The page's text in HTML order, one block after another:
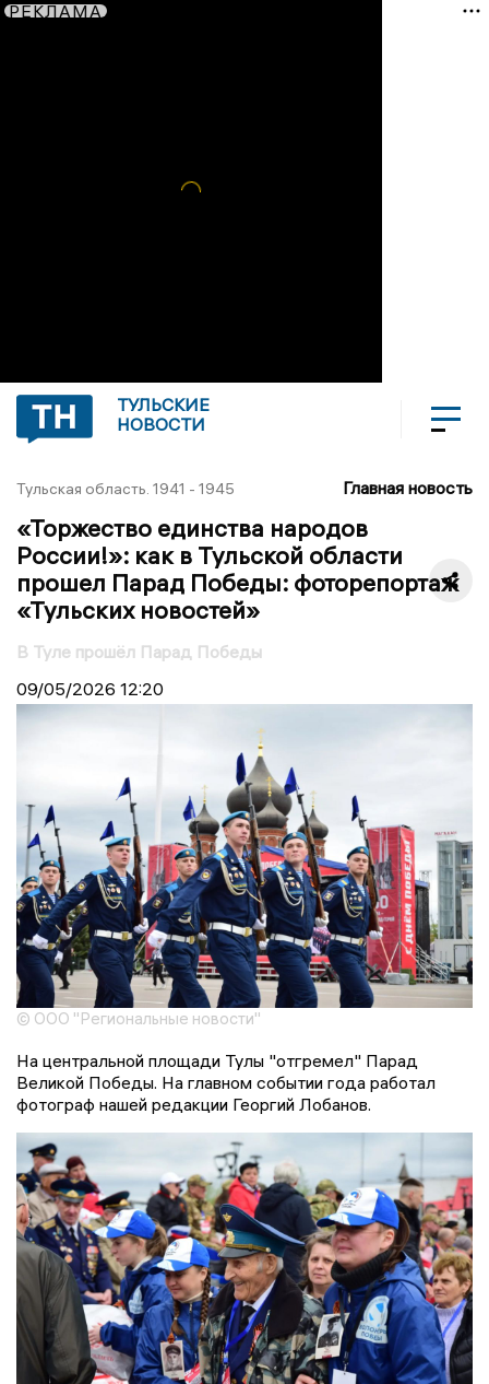
РЕКЛАМА
ТУЛЬСКИЕ
НОВОСТИ
Тульская область. 1941 - 1945 Главная новость
«Торжество единства народов
России!»: как в Тульской области
прошел Парад Победы: фоторепортаж
«Тульских новостей»
В Туле прошёл Парад Победы
09/05/2026 12:20
© ООО "Региональные новости"
На центральной площади Тулы "отгремел" Парад
Великой Победы. На главном событии года работал
фотограф нашей редакции Георгий Лобанов.